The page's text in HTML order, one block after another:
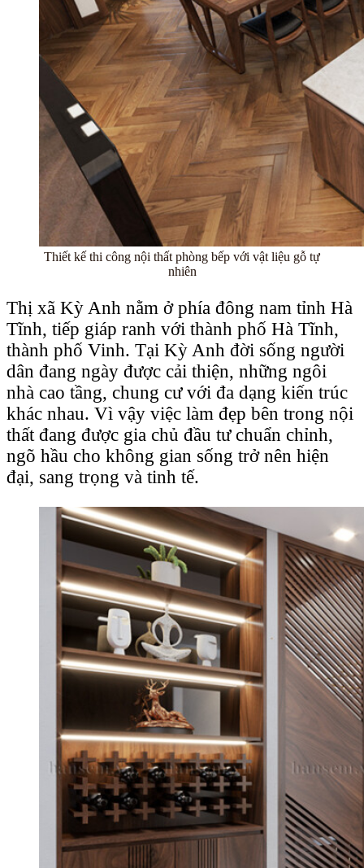
Thiết kế thi công nội thất phòng bếp với vật liệu gỗ tự
nhiên
Thị xã Kỳ Anh nằm ở phía đông nam tỉnh Hà
Tĩnh, tiếp giáp ranh với thành phố Hà Tĩnh,
thành phố Vinh. Tại Kỳ Anh đời sống người
dân đang ngày được cải thiện, những ngôi
nhà cao tầng, chung cư với đa dạng kiến trúc
khác nhau. Vì vậy việc làm đẹp bên trong nội
thất đang được gia chủ đầu tư chuẩn chỉnh,
ngõ hầu cho không gian sống trở nên hiện
đại, sang trọng và tinh tế.